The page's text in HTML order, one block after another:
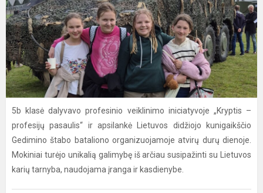
5b klasė dalyvavo profesinio veiklinimo iniciatyvoje „Kryptis –
profesijų pasaulis“ ir apsilankė Lietuvos didžiojo kunigaikščio
Gedimino štabo bataliono organizuojamoje atvirų durų dienoje.
Mokiniai turėjo unikalią galimybę iš arčiau susipažinti su Lietuvos
karių tarnyba, naudojama įranga ir kasdienybe.